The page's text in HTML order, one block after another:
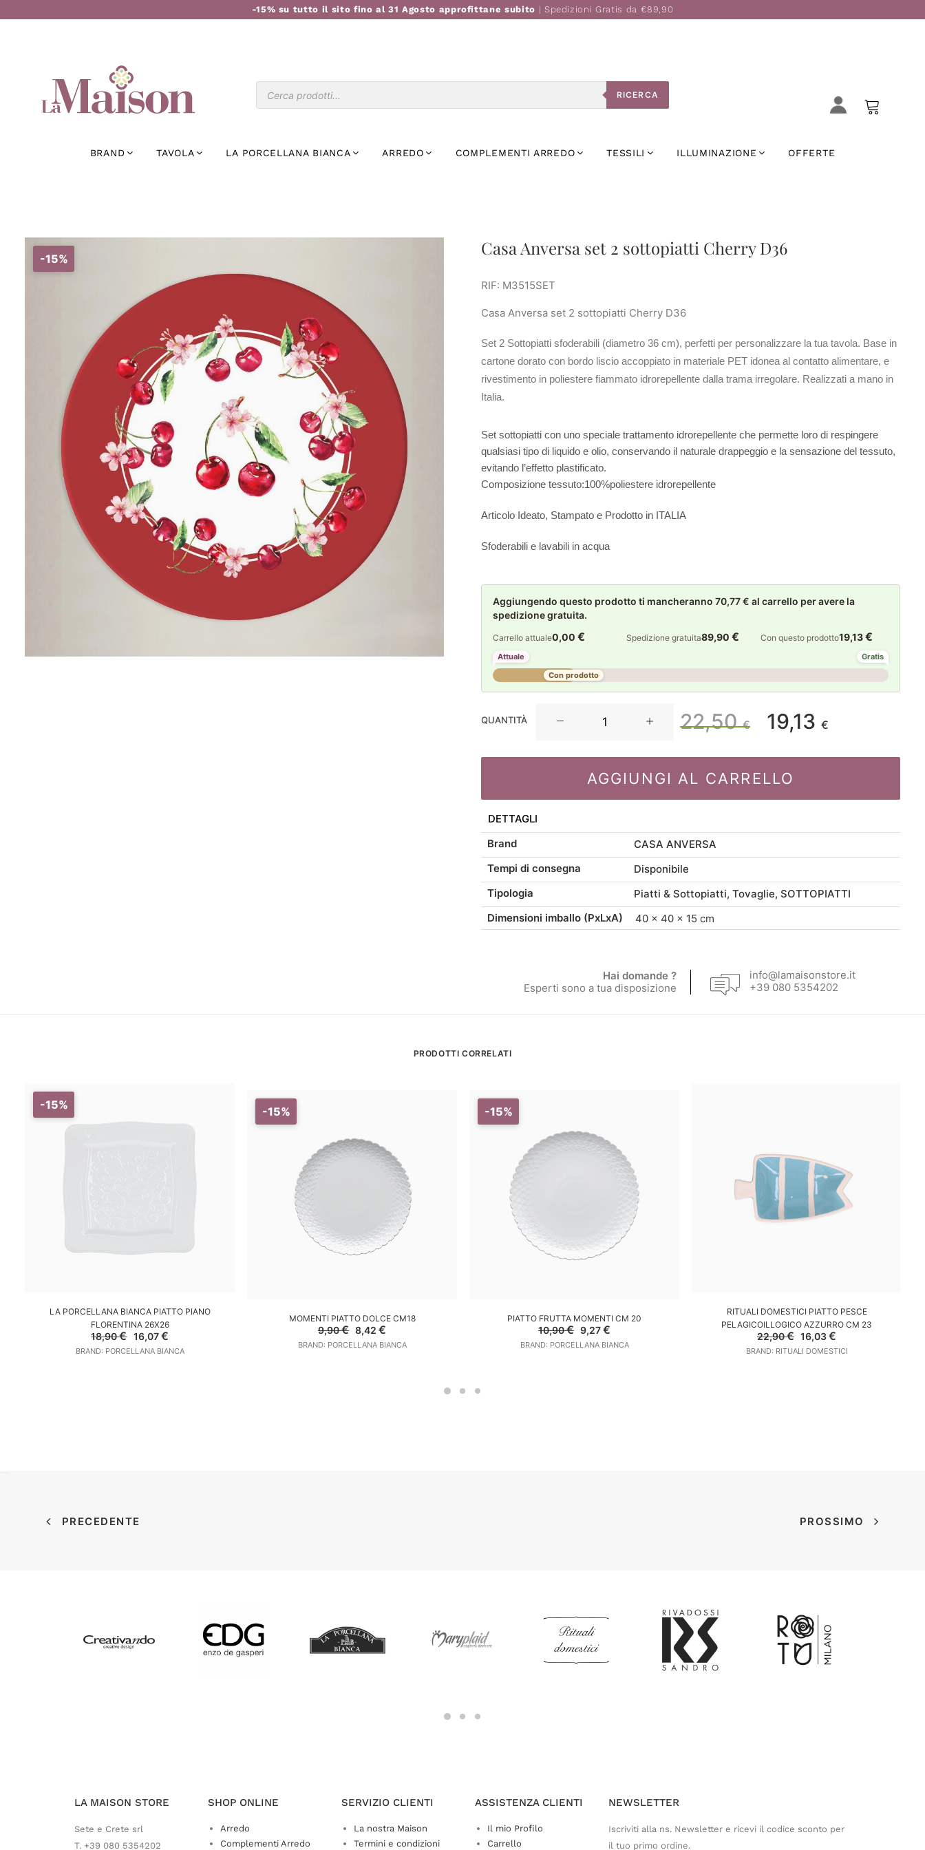
-15% su tutto il sito fino al 31 Agosto approfittane subito | Spedizioni Gratis da €89,90
RICERCA
BRAND TAVOLA LA PORCELLANA BIANCA ARREDO COMPLEMENTI ARREDO TESSILI ILLUMINAZIONE OFFERTE
-15% Casa Anversa set 2 sottopiatti Cherry D36
RIF: M3515SET
Casa Anversa set 2 sottopiatti Cherry D36
Set 2 Sottopiatti sfoderabili (diametro 36 cm), perfetti per personalizzare la tua tavola. Base in
cartone dorato con bordo liscio accoppiato in materiale PET idonea al contatto alimentare, e
rivestimento in poliestere fiammato idrorepellente dalla trama irregolare. Realizzati a mano in
Italia.
Set sottopiatti con uno speciale trattamento idrorepellente che permette loro di respingere
qualsiasi tipo di liquido e olio, conservando il naturale drappeggio e la sensazione del tessuto,
evitando l’effetto plastificato.
Composizione tessuto:100%poliestere idrorepellente
Articolo Ideato, Stampato e Prodotto in ITALIA
Sfoderabili e lavabili in acqua
Aggiungendo questo prodotto ti mancheranno 70,77 € al carrello per avere la
spedizione gratuita.
Carrello attuale0,00 € Spedizione gratuita89,90€ Con questo prodotto19,13€
Attuale
Gratis
Con prodotto
QUANTITÀ
2
22,50€
prezzo
era:
19,13 €
prezzo
è:
AGGIUNGI AL CARRELLO
DETTAGLI
Brand
CASA ANVERSA
Tempi di consegna
Disponibile
Tipologia
Piatti & Sottopiatti, Tovaglie, SOTTOPIATTI
Dimensioni imballo (PxLxA)
40 × 40 × 15 cm
Hai domande ?
Esperti sono a tua disposizione
info@lamaisonstore.it
+39 080 5354202
PRODOTTI CORRELATI
-15%
AGGIUNGI AL CARRELLO
LA PORCELLANA BIANCA PIATTO PIANO
FLORENTINA 26X26
18,90€ Il
prezzo
originale
16,07€Il
attuale
BRAND: PORCELLANA BIANCA
-15%
AGGIUNGI AL CARRELLO
MOMENTI PIATTO DOLCE CM18
9,90€ Il
prezzo
originale
8,42€
attuale
BRAND: PORCELLANA BIANCA
-15%
AGGIUNGI AL CARRELLO
PIATTO FRUTTA MOMENTI CM 20
10,90€ Il
prezzo
originale
9,27€
attuale
BRAND: PORCELLANA BIANCA
AGGIUNGI AL CARRELLO
RITUALI DOMESTICI PIATTO PESCE
PELAGICOILLOGICO AZZURRO CM 23
22,90€ Il
prezzo
originale
16,03€
attuale
BRAND: RITUALI DOMESTICI
PRECEDENTE PROSSIMO
LA MAISON STORE
Sete e Crete srl
T. +39 080 5354202
SHOP ONLINE
Arredo
Complementi Arredo
SERVIZIO CLIENTI
La nostra Maison
Termini e condizioni
ASSISTENZA CLIENTI
Il mio Profilo
Carrello
NEWSLETTER
Iscriviti alla ns. Newsletter e ricevi il codice sconto per
il tuo primo ordine.